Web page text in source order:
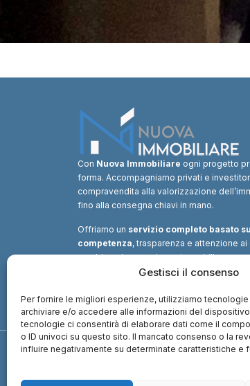
Gestisci il consenso
Per fornire le migliori esperienze, utilizziamo
archiviare e/o accedere alle informazioni del
tecnologie ci consentirà di elaborare dati come il
o ID univoci su questo sito. Il mancato consenso o la
influire negativamente su determinate caratteristiche e
Con Nuova Immobiliare ogni progetto
forma. Accompagniamo privati e
compravendita alla valorizzazione
fino alla consegna chiavi in mano.
Offriamo un servizio completo basato su
competenza, trasparenza e attenzione
combinando consulenza immobiliare,
tecnico e soluzioni finanziarie.Un unico
valore.